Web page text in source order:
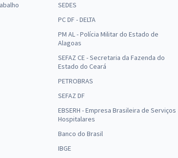
SEDES
PC DF - DELTA
PM AL - Polícia Militar do Estado de
Alagoas
SEFAZ CE - Secretaria da Fazenda do
Estado do Ceará
PETROBRAS
SEFAZ DF
EBSERH - Empresa Brasileira de Serviços
Hospitalares
Banco do Brasil
IBGE